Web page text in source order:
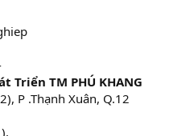
Triển TM PHÚ KHANG
P .Thạnh Xuân, Q.12